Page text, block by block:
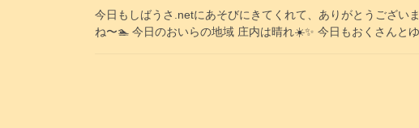
今日もしばうさ.netにあそびにきてくれて、ありがとうござい
ね〜🏊️ 今日のおいらの地域 庄内は晴れ☀️✨️ 今日もおくさんと